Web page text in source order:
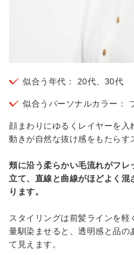
似合う年代： 20代、30代
似合うパーソナルカラー：
顔まわりにゆるくレイヤーを
動きが自然な抜け感をもたらす
頬に沿う柔らかい毛流れがフレ
立て、直線と曲線がほどよく
ります。
スタイリングは前髪ラインを
量馴染ませると、透明感と品の
て見えます。